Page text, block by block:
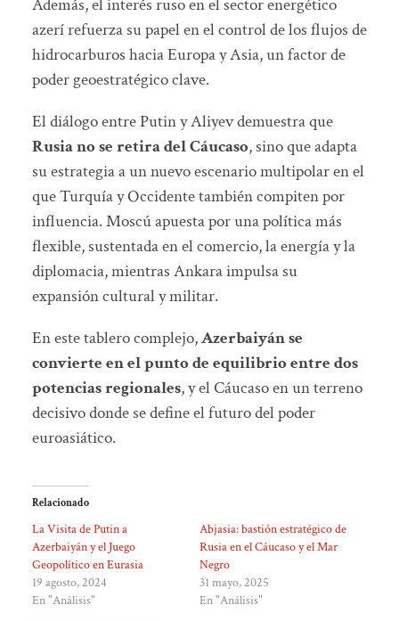
Además, el interés ruso en el sector energético
azerí refuerza su papel en el control de los flujos de
hidrocarburos hacia Europa y Asia, un factor de
poder geoestratégico clave.
El diálogo entre Putin y Aliyev demuestra que
Rusia no se retira del Cáucaso, sino que adapta
su estrategia a un nuevo escenario multipolar en el
que Turquía y Occidente también compiten por
influencia. Moscú apuesta por una política más
flexible, sustentada en el comercio, la energía y la
diplomacia, mientras Ankara impulsa su
expansión cultural y militar.
En este tablero complejo,Azerbaiyán se
convierte en el punto de equilibrio entre dos
potencias regionales, y el Cáucaso en un terreno
decisivo donde se define el futuro del poder
euroasiático.
Relacionado
La Visita de Putin a
Azerbaiyán y el Juego
Geopolítico en Eurasia
19 agosto, 2024
En "Análisis"
Abjasia: bastión estratégico de
Rusia en el Cáucaso y el Mar
Negro
31 mayo, 2025
En "Análisis"